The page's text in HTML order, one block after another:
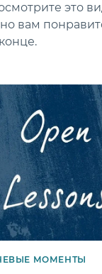
это
вам
МОМЕНТЫ